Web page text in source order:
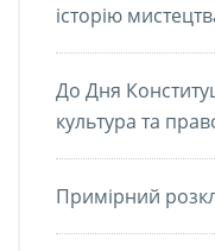
історію
До Дня
культура та
Примірний